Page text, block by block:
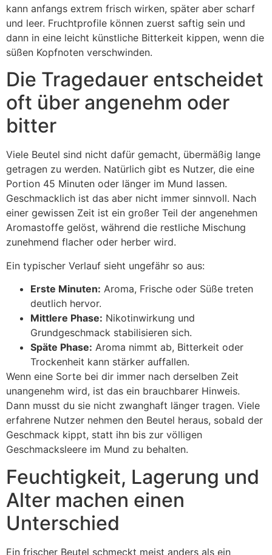
kann anfangs extrem frisch wirken, später aber scharf
und leer. Fruchtprofile können zuerst saftig sein und
dann in eine leicht künstliche Bitterkeit kippen, wenn die
süßen Kopfnoten verschwinden.
Die Tragedauer entscheidet
oft über angenehm oder
bitter
Viele Beutel sind nicht dafür gemacht, übermäßig lange
getragen zu werden. Natürlich gibt es Nutzer, die eine
Portion 45 Minuten oder länger im Mund lassen.
Geschmacklich ist das aber nicht immer sinnvoll. Nach
einer gewissen Zeit ist ein großer Teil der angenehmen
Aromastoffe gelöst, während die restliche Mischung
zunehmend flacher oder herber wird.
Ein typischer Verlauf sieht ungefähr so aus:
Erste Minuten: Aroma, Frische oder Süße treten
deutlich hervor.
Mittlere Phase: Nikotinwirkung und
Grundgeschmack stabilisieren sich.
Späte Phase: Aroma nimmt ab, Bitterkeit oder
Trockenheit kann stärker auffallen.
Wenn eine Sorte bei dir immer nach derselben Zeit
unangenehm wird, ist das ein brauchbarer Hinweis.
Dann musst du sie nicht zwanghaft länger tragen. Viele
erfahrene Nutzer nehmen den Beutel heraus, sobald der
Geschmack kippt, statt ihn bis zur völligen
Geschmacksleere im Mund zu behalten.
Feuchtigkeit, Lagerung und
Alter machen einen
Unterschied
Ein frischer Beutel schmeckt meist anders als ein